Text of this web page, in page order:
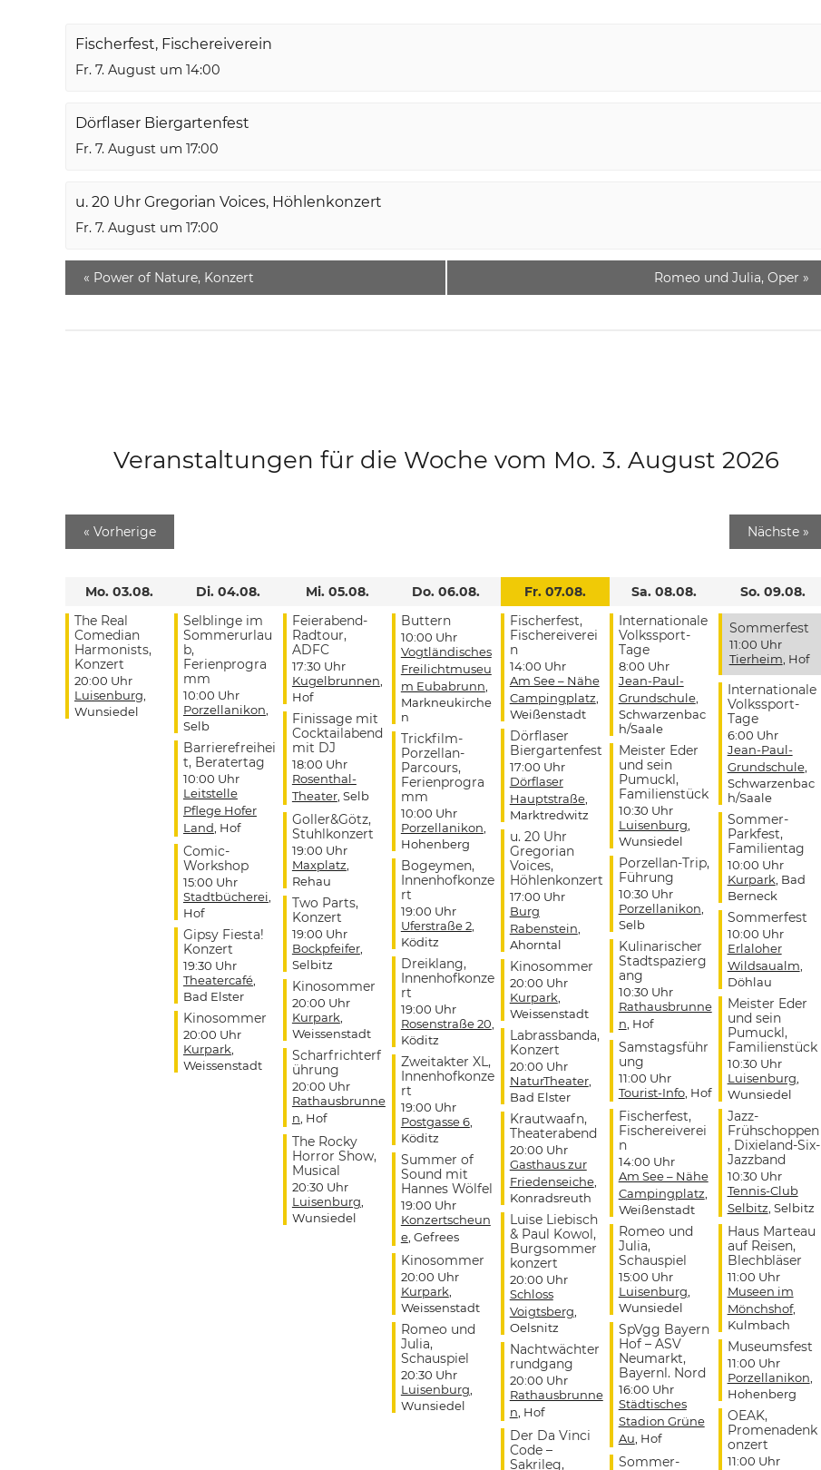
Fischerfest, Fischereiverein
Fr. 7. August um 14:00
Dörflaser Biergartenfest
Fr. 7. August um 17:00
u. 20 Uhr Gregorian Voices, Höhlenkonzert
Fr. 7. August um 17:00
« Power of Nature, Konzert Romeo und Julia, Oper »
Veranstaltungen für die Woche vom Mo. 3. August 2026
« Vorherige Nächste »
Mo. 03.08.
The Real
Comedian
Harmonists,
Konzert
20:00 Uhr
Luisenburg
Wunsiedel
Di. 04.08.
Selblinge im
Sommerurlau
b,
Ferienprogra
mm
10:00 Uhr
Porzellanikon
Selb
Barrierefreihei
t, Beratertag
10:00 Uhr
Leitstelle
Pflege Hofer
Land , Hof
Comic-
Workshop
15:00 Uhr
Stadtbücherei
Hof
Gipsy Fiesta!
Konzert
19:30 Uhr
Theatercafé,
Bad Elster
Kinosommer
20:00 Uhr
Kurpark
Weissenstadt
Mi. 05.08.
Feierabend-
Radtour,
ADFC
17:30 Uhr
Kugelbrunnen
Hof
Finissage mit
Cocktailabend
mit DJ
18:00 Uhr
Rosenthal-
Theater, Selb
Goller&Götz,
Stuhlkonzert
19:00 Uhr
Maxplatz
Rehau
Two Parts,
Konzert
19:00 Uhr
Bockpfeifer,
Selbitz
Kinosommer
20:00 Uhr
Kurpark
Weissenstadt
Scharfrichterf
ührung
20:00 Uhr
Rathausbrunne
n , Hof
The Rocky
Horror Show,
Musical
20:30 Uhr
Luisenburg
Wunsiedel
Do. 06.08.
Buttern
10:00 Uhr
Vogtländisches
Freilichtmuseu
m Eubabrunn
Markneukirche
n
Trickfilm-
Porzellan-
Parcours,
Ferienprogra
mm
10:00 Uhr
Porzellanikon
Hohenberg
Bogeymen,
Innenhofkonze
rt
19:00 Uhr
Uferstraße 2,
Köditz
Dreiklang,
Innenhofkonze
rt
19:00 Uhr
Rosenstraße 20
Köditz
Zweitakter XL,
Innenhofkonze
rt
19:00 Uhr
Postgasse 6,
Köditz
Summer of
Sound mit
Hannes Wölfel
19:00 Uhr
Konzertscheun
e, Gefrees
Kinosommer
20:00 Uhr
Kurpark
Weissenstadt
Romeo und
Julia,
Schauspiel
20:30 Uhr
Luisenburg
Wunsiedel
Fr. 07.08.
Fischerfest,
Fischereiverei
n
14:00 Uhr
Am See – Nähe
Campingplatz
Weißenstadt
Dörflaser
Biergartenfest
17:00 Uhr
Dörflaser
Hauptstraße,
Marktredwitz
u. 20 Uhr
Gregorian
Voices,
Höhlenkonzert
17:00 Uhr
Burg
Rabenstein
Ahorntal
Kinosommer
20:00 Uhr
Kurpark
Weissenstadt
Labrassbanda,
Konzert
20:00 Uhr
NaturTheater,
Bad Elster
Krautwaafn,
Theaterabend
20:00 Uhr
Gasthaus zur
Friedenseiche,
Konradsreuth
Luise Liebisch
& Paul Kowol,
Burgsommer
konzert
20:00 Uhr
Schloss
Voigtsberg
Oelsnitz
Nachtwächter
rundgang
20:00 Uhr
Rathausbrunne
n , Hof
Der Da Vinci
Code –
Sakrileg,
Sa. 08.08.
Internationale
Volkssport-
Tage
8:00 Uhr
Jean-Paul-
Grundschule,
Schwarzenbac
h/Saale
Meister Eder
und sein
Pumuckl,
Familienstück
10:30 Uhr
Luisenburg
Wunsiedel
Porzellan-Trip,
Führung
10:30 Uhr
Porzellanikon
Selb
Kulinarischer
Stadtspazierg
ang
10:30 Uhr
Rathausbrunne
n , Hof
Samstagsführ
ung
11:00 Uhr
Tourist-Info, Hof
Fischerfest,
Fischereiverei
n
14:00 Uhr
Am See – Nähe
Campingplatz
Weißenstadt
Romeo und
Julia,
Schauspiel
15:00 Uhr
Luisenburg
Wunsiedel
SpVgg Bayern
Hof – ASV
Neumarkt,
Bayernl. Nord
16:00 Uhr
Städtisches
Stadion Grüne
Au , Hof
Sommer-
So. 09.08.
Sommerfest
11:00 Uhr
Tierheim , Hof
Internationale
Volkssport-
Tage
6:00 Uhr
Jean-Paul-
Grundschule,
Schwarzenbac
h/Saale
Sommer-
Parkfest,
Familientag
10:00 Uhr
Kurpark , Bad
Berneck
Sommerfest
10:00 Uhr
Erlaloher
Wildsaualm
Döhlau
Meister Eder
und sein
Pumuckl,
Familienstück
10:30 Uhr
Luisenburg
Wunsiedel
Jazz-
Frühschoppen
, Dixieland-Six-
Jazzband
10:30 Uhr
Tennis-Club
Selbitz , Selbitz
Haus Marteau
auf Reisen,
Blechbläser
11:00 Uhr
Museen im
Mönchshof,
Kulmbach
Museumsfest
11:00 Uhr
Porzellanikon
Hohenberg
OEAK,
Promenadenk
onzert
11:00 Uhr